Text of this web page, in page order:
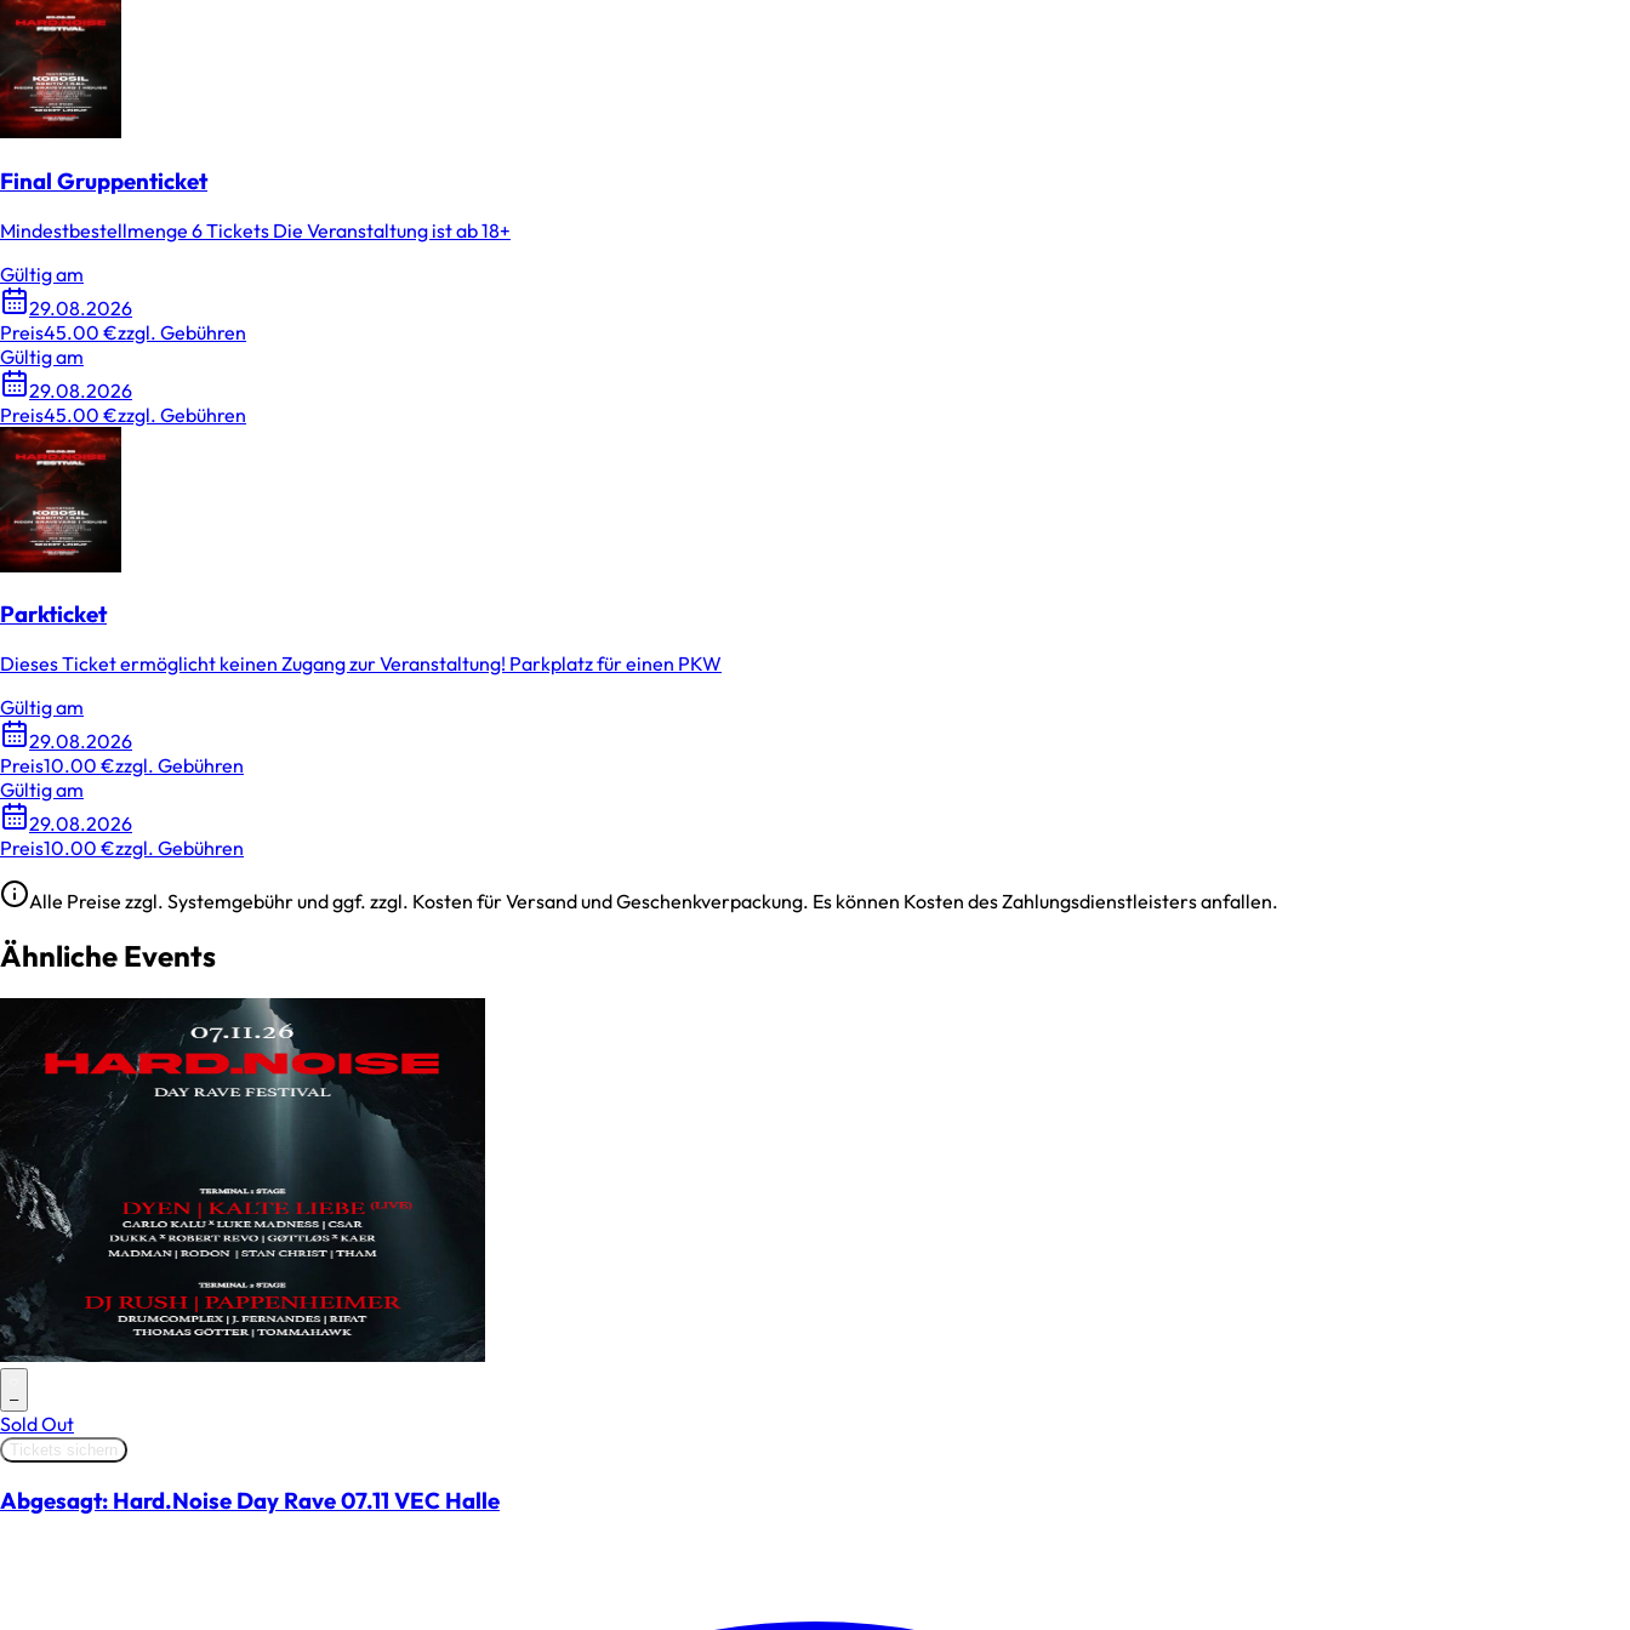
Final Gruppenticket
Mindestbestellmenge 6 Tickets Die Veranstaltung ist ab 18+
Gültig am
29.08.2026
Preis45.00 €zzgl. Gebühren
Gültig am
29.08.2026
Preis45.00 €zzgl. Gebühren
Parkticket
Dieses Ticket ermöglicht keinen Zugang zur Veranstaltung! Parkplatz für einen PKW
Gültig am
29.08.2026
Preis10.00 €zzgl. Gebühren
Gültig am
29.08.2026
Preis10.00 €zzgl. Gebühren
Alle Preise zzgl. Systemgebühr und ggf. zzgl. Kosten für Versand und Geschenkverpackung. Es können Kosten des Zahlungsdienstleisters anfallen.
Ähnliche Events
–
Sold Out
Tickets sichern
Abgesagt: Hard.Noise Day Rave 07.11 VEC Halle